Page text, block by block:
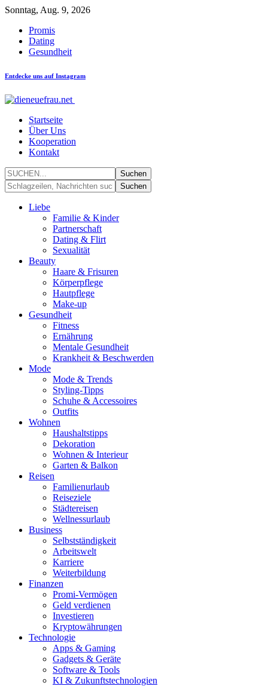
Sonntag, Aug. 9, 2026
Promis
Dating
Gesundheit
Entdecke uns auf Instagram
Startseite
Über Uns
Kooperation
Kontakt
Liebe
Familie & Kinder
Partnerschaft
Dating & Flirt
Sexualität
Beauty
Haare & Frisuren
Körperpflege
Hautpflege
Make-up
Gesundheit
Fitness
Ernährung
Mentale Gesundheit
Krankheit & Beschwerden
Mode
Mode & Trends
Styling-Tipps
Schuhe & Accessoires
Outfits
Wohnen
Haushaltstipps
Dekoration
Wohnen & Interieur
Garten & Balkon
Reisen
Familienurlaub
Reiseziele
Städtereisen
Wellnessurlaub
Business
Selbstständigkeit
Arbeitswelt
Karriere
Weiterbildung
Finanzen
Promi-Vermögen
Geld verdienen
Investieren
Kryptowährungen
Technologie
Apps & Gaming
Gadgets & Geräte
Software & Tools
KI & Zukunftstechnologien